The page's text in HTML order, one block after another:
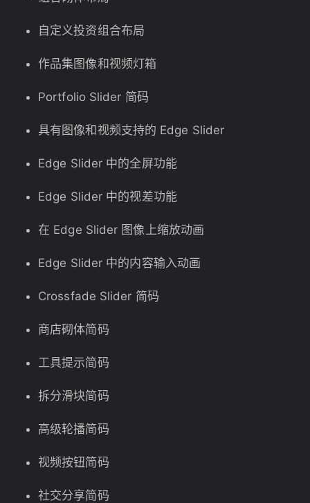
自定义投资组合布局
作品集图像和视频灯箱
Portfolio Slider 简码
具有图像和视频支持的 Edge Slider
Edge Slider 中的全屏功能
Edge Slider 中的视差功能
在 Edge Slider 图像上缩放动画
Edge Slider 中的内容输入动画
Crossfade Slider 简码
商店砌体简码
工具提示简码
拆分滑块简码
高级轮播简码
视频按钮简码
社交分享简码